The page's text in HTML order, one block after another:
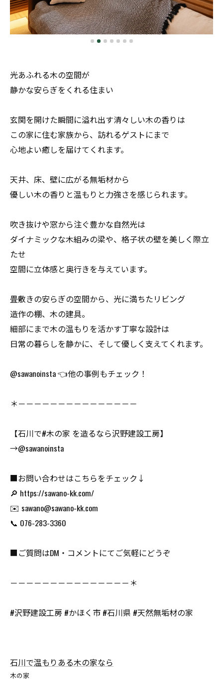
光あふれる木の空間が
静かな安らぎをくれる住まい
玄関を開けた瞬間に溢れ出す清々しい木の香りは
この家に住む家族から、訪れるゲストにまで
心地よい癒しを届けてくれます。
天井、床、壁に広がる無垢材から
優しい木の香りと温もりと力強さを感じられます。
吹き抜けや窓から注ぐ豊かな自然光は
ダイナミックな木組みの梁や、格子状の壁を美しく際立
たせ
空間に立体感と奥行きを与えています。
畳敷きの安らぎの空間から、光に満ちたリビング
造作の棚、木の建具。
細部にまで木の温もりを活かす丁寧な設計は
日常の暮らしを静かに、そして優しく支えてくれます。
@sawanoinsta 👈他の事例もチェック！
＊－－－－－－－－－－－－－－－
【石川で#木の家 を造るなら沢野建設工房】
→@sawanoinsta
■お問い合わせはこちらをチェック↓
🔎 https://sawano-kk.com/
✉️ sawano@sawano-kk.com
📞 076-283-3360
■ご質問はDM・コメントにてご気軽にどうぞ
－－－－－－－－－－－－－－－＊
#沢野建設工房 #かほく市 #石川県 #天然無垢材の家
石川で温もりある木の家なら
木の家